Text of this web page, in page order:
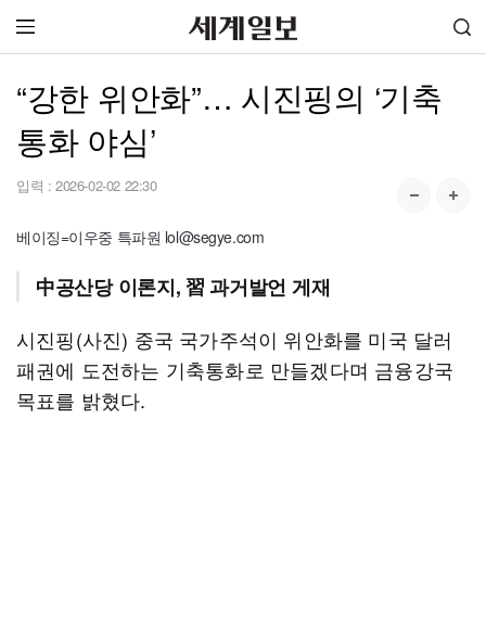
“강한 위안화”… 시진핑의 ‘기축
통화 야심’
입력 : 2026-02-02 22:30
베이징=이우중 특파원 lol@segye.com
中공산당 이론지, 習 과거발언 게재
시진핑(사진) 중국 국가주석이 위안화를 미국 달러
패권에 도전하는 기축통화로 만들겠다며 금융강국
목표를 밝혔다.